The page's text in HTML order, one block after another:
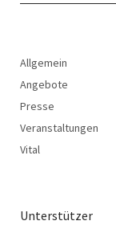
Allgemein
Angebote
Presse
Veranstaltungen
Vital
Unterstützer